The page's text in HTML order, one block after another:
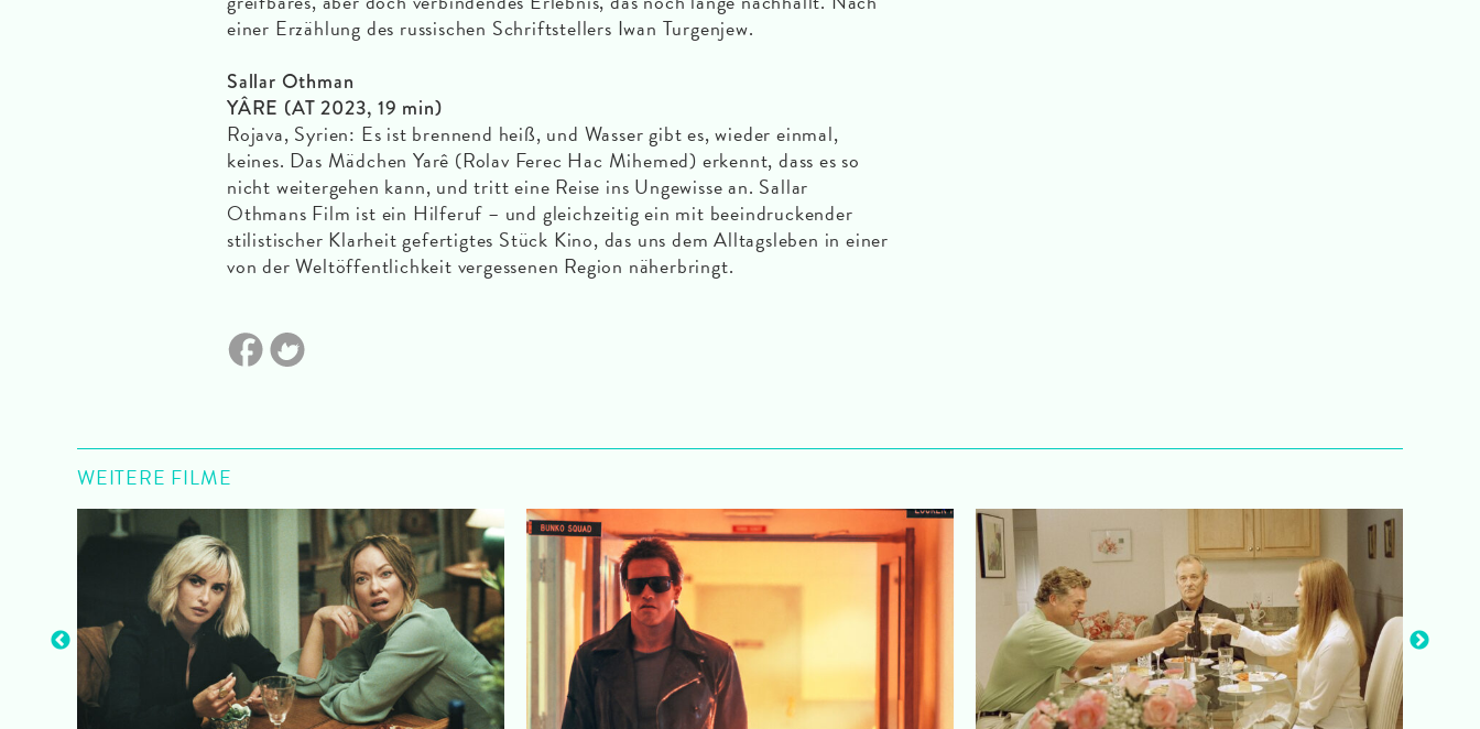
einer Erzählung des russischen Schriftstellers Iwan Turgenjew.
Sallar Othman
YÂRE (AT 2023, 19 min)
Rojava, Syrien: Es ist brennend heiß, und Wasser gibt es, wieder einmal,
keines. Das Mädchen Yarê (Rolav Ferec Hac Mihemed) erkennt, dass es so
nicht weitergehen kann, und tritt eine Reise ins Ungewisse an. Sallar
Othmans Film ist ein Hilferuf – und gleichzeitig ein mit beeindruckender
stilistischer Klarheit gefertigtes Stück Kino, das uns dem Alltagsleben in einer
von der Weltöffentlichkeit vergessenen Region näherbringt.
WEITERE FILME